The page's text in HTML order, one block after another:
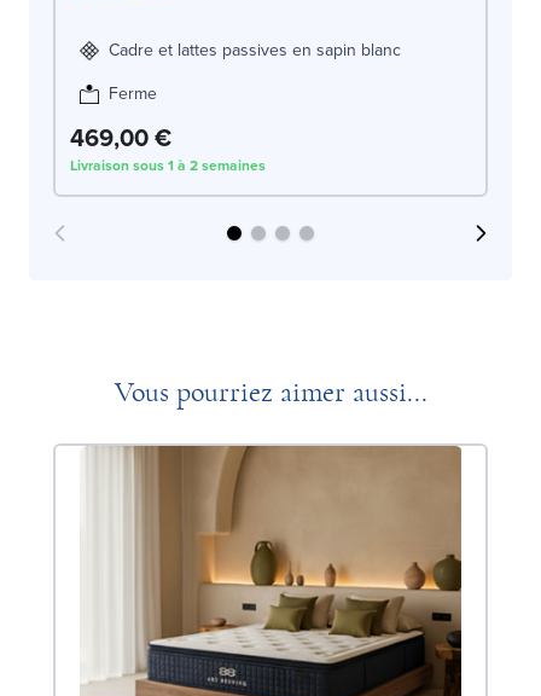
Cadre et lattes passives en sapin blanc
Ferme
469,00 €
Livraison sous 1 à 2 semaines
Vous pourriez aimer aussi...